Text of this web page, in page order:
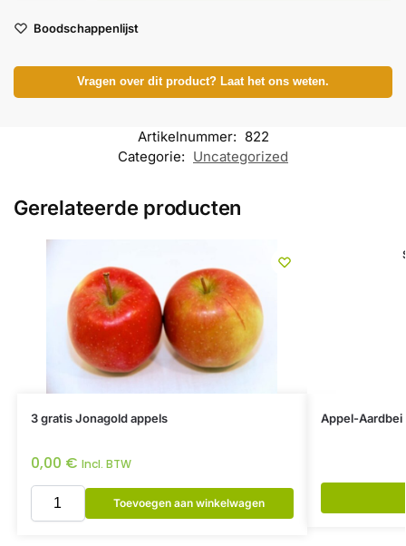
Boodschappenlijst
Vragen over dit product? Laat het ons weten.
Artikelnummer: 822
Categorie: Uncategorized
Gerelateerde producten
3 gratis Jonagold appels
0,00 € Incl. BTW
Toevoegen aan winkelwagen
Appel-Aardbei